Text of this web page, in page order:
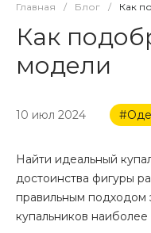
Главная / Блог / Как
Как
модели
10 июл 2024
Найти идеальный
достоинства фигуры
правильным
купальников